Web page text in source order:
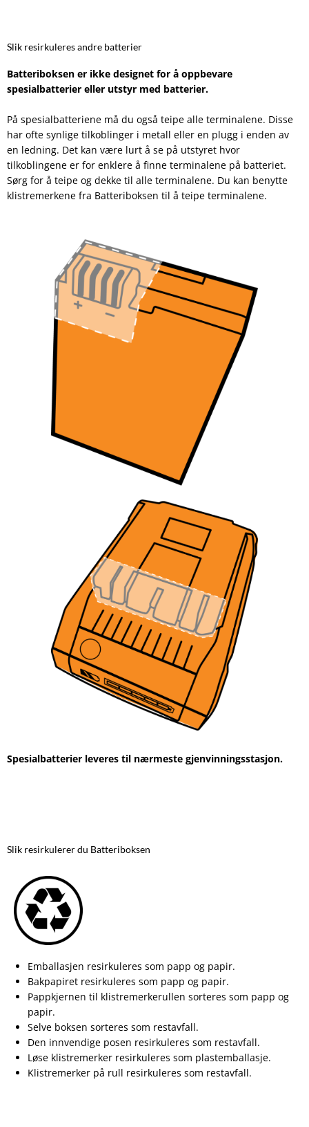
Slik resirkuleres andre batterier
Batteriboksen er ikke designet for å oppbevare
spesialbatterier eller utstyr med batterier.
På spesialbatteriene må du også teipe alle terminalene. Disse
har ofte synlige tilkoblinger i metall eller en plugg i enden av
en ledning. Det kan være lurt å se på utstyret hvor
tilkoblingene er for enklere å finne terminalene på batteriet.
Sørg for å teipe og dekke til alle terminalene. Du kan benytte
klistremerkene fra Batteriboksen til å teipe terminalene.
Spesialbatterier leveres til nærmeste gjenvinningsstasjon.
Slik resirkulerer du Batteriboksen
Emballasjen resirkuleres som papp og papir.
Bakpapiret resirkuleres som papp og papir.
Pappkjernen til klistremerkerullen sorteres som papp og
papir.
Selve boksen sorteres som restavfall.
Den innvendige posen resirkuleres som restavfall.
Løse klistremerker resirkuleres som plastemballasje.
Klistremerker på rull resirkuleres som restavfall.